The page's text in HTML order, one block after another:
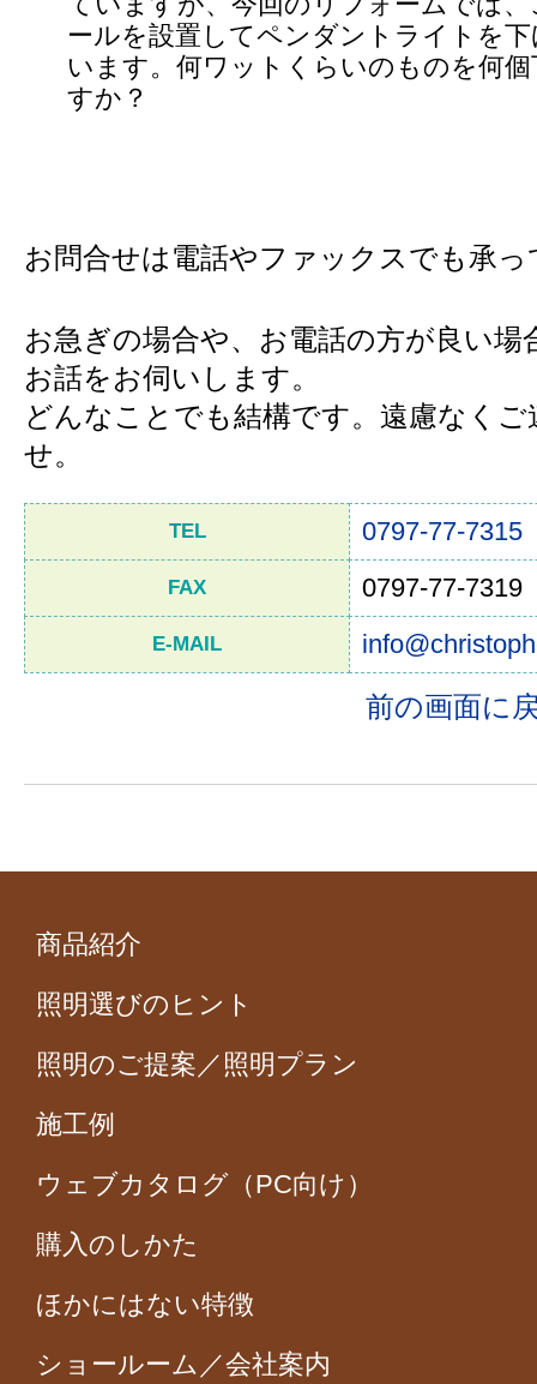
ールを設置してペンダントライトを
います。何ワットくらいのものを何
すか？
お問合せは電話やファックスでも承
お急ぎの場合や、お電話の方が良い場
お話をお伺いします。
どんなことでも結構です。遠慮なくご
せ。
TEL 0797-77-7315
FAX 0797-77-7319
E-MAIL
前の画面に
商品紹介
照明選びのヒント
照明のご提案／照明プラン
施工例
ウェブカタログ（PC向け）
購入のしかた
ほかにはない特徴
ショールーム／会社案内